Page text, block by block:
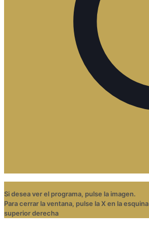
Si desea ver el programa, pulse la imagen.
Para cerrar la ventana, pulse la X en la esquina
superior derecha